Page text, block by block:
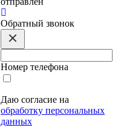
Обратный звонок
Номер телефона
Даю согласие на
обработку персональных
данных